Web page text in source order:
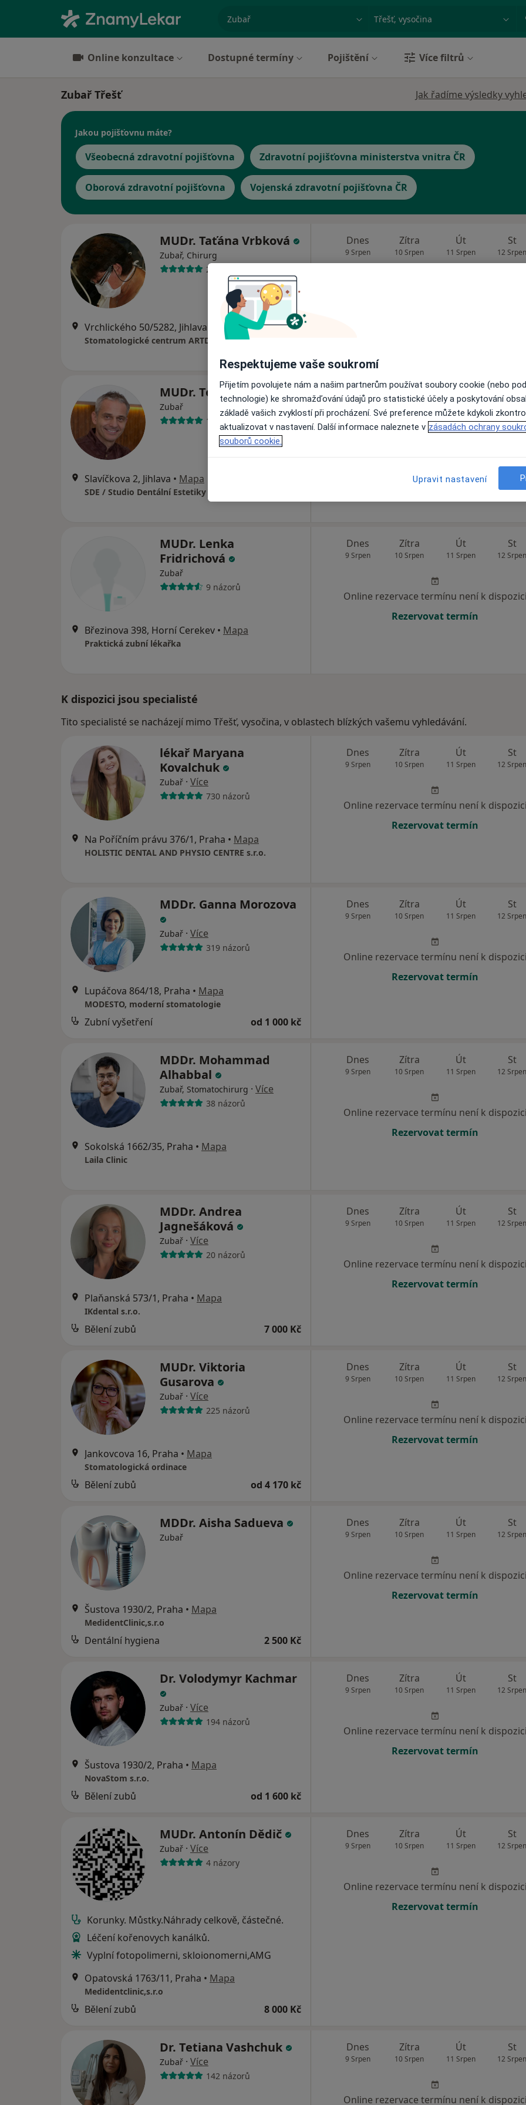
specializace, nemoc nebo příjmení Město nebo region
Online konzultace Dostupné termíny Pojištění Více filtrů
Zubař Třešť Jak řadíme výsledky
Jakou pojišťovnu máte?
Všeobecná zdravotní pojišťovna Zdravotní pojišťovna ministerstva vnitra ČR
Oborová zdravotní pojišťovna Vojenská zdravotní pojišťovna ČR
MUDr. Taťána Vrbková
Zubař, Chirurg
20 názorů
Vrchlického 50/5282, Jihlava Mapa
Stomatologické centrum ARTDENT s.r.o.
Dnes
9 Srpen
Zítra
10 Srpen
Út
11 Srpen
St
12 Srpen
MUDr. Tomáš Vaněk
Zubař
16 názorů
Slavíčkova 2, Jihlava • Mapa
SDE / Studio Dentální Estetiky
Dnes
9 Srpen
Zítra
10 Srpen
Út
11 Srpen
St
12 Srpen
MUDr. Lenka
Fridrichová
Zubař
9 názorů
Březinova 398, Horní Cerekev • Mapa
Praktická zubní lékařka
Dnes
9 Srpen
Zítra
10 Srpen
Út
11 Srpen
St
12 Srpen
Online rezervace termínu není k dispozici
Rezervovat termín
K dispozici jsou specialisté
Tito specialisté se nacházejí mimo Třešť, vysočina, v oblastech blízkých vašemu vyhledávání.
lékař Maryana
Kovalchuk
Zubař · Více
730 názorů
Na Poříčním právu 376/1, Praha • Mapa
HOLISTIC DENTAL AND PHYSIO CENTRE s.r.o.
Dnes
9 Srpen
Zítra
10 Srpen
Út
11 Srpen
St
12 Srpen
Online rezervace termínu není k dispozici
Rezervovat termín
MDDr. Ganna Morozova
Zubař · Více
319 názorů
Lupáčova 864/18, Praha • Mapa
MODESTO, moderní stomatologie
Zubní vyšetření od 1 000 kč
Dnes
9 Srpen
Zítra
10 Srpen
Út
11 Srpen
St
12 Srpen
Online rezervace termínu není k dispozici
Rezervovat termín
MDDr. Mohammad
Alhabbal
Zubař, Stomatochirurg · Více
38 názorů
Sokolská 1662/35, Praha • Mapa
Laila Clinic
Dnes
9 Srpen
Zítra
10 Srpen
Út
11 Srpen
St
12 Srpen
Online rezervace termínu není k dispozici
Rezervovat termín
MDDr. Andrea
Jagnešáková
Zubař · Více
20 názorů
Plaňanská 573/1, Praha • Mapa
IKdental s.r.o.
Bělení zubů 7 000 Kč
Dnes
9 Srpen
Zítra
10 Srpen
Út
11 Srpen
St
12 Srpen
Online rezervace termínu není k dispozici
Rezervovat termín
MUDr. Viktoria
Gusarova
Zubař · Více
225 názorů
Jankovcova 16, Praha • Mapa
Stomatologická ordinace
Bělení zubů od 4 170 kč
Dnes
9 Srpen
Zítra
10 Srpen
Út
11 Srpen
St
12 Srpen
Online rezervace termínu není k dispozici
Rezervovat termín
MDDr. Aisha Sadueva
Zubař
Šustova 1930/2, Praha • Mapa
MedidentClinic,s.r.o
Dentální hygiena 2 500 Kč
Dnes
9 Srpen
Zítra
10 Srpen
Út
11 Srpen
St
12 Srpen
Online rezervace termínu není k dispozici
Rezervovat termín
Dr. Volodymyr Kachmar
Zubař · Více
194 názorů
Šustova 1930/2, Praha • Mapa
NovaStom s.r.o.
Bělení zubů od 1 600 kč
Dnes
9 Srpen
Zítra
10 Srpen
Út
11 Srpen
St
12 Srpen
Online rezervace termínu není k dispozici
Rezervovat termín
MUDr. Antonín Dědič
Zubař · Více
4 názory
Korunky. Můstky.Náhrady celkově, částečné.
Léčení kořenovych kanálků.
Vyplní fotopolimerni, skloionomerni,AMG
Opatovská 1763/11, Praha • Mapa
Medidentclinic,s.r.o
Bělení zubů 8 000 Kč
Dnes
9 Srpen
Zítra
10 Srpen
Út
11 Srpen
St
12 Srpen
Online rezervace termínu není k dispozici
Rezervovat termín
Dr. Tetiana Vashchuk
Zubař · Více
142 názorů
Dnes
9 Srpen
Zítra
10 Srpen
Út
11 Srpen
St
12 Srpen
Online rezervace termínu není k dispozici
Respektujeme vaše soukromí
Přijetím povolujete nám a našim partnerům používat soubory cookie (nebo
technologie) ke shromažďování údajů pro statistické účely a poskytování
základě vašich zvyklostí při procházení. Své preference můžete kdykoli
aktualizovat v nastavení. Další informace naleznete v zásadách ochrany
souborů cookie.
Upravit nastavení